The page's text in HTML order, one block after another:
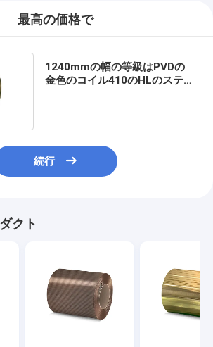
最高の価格で
1240mmの幅の等級はPVDの
金色のコイル410のHLのステン
続行
クト